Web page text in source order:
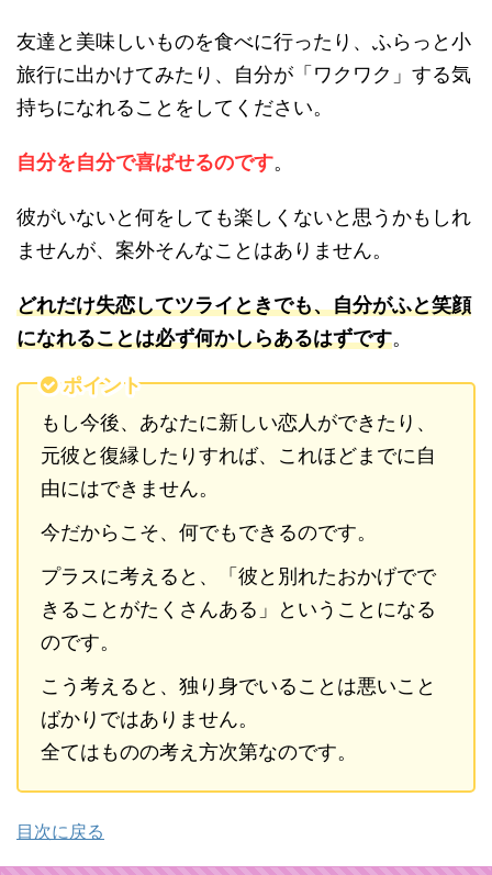
友達と美味しいものを食べに行ったり、ふらっと小
旅行に出かけてみたり、自分が「ワクワク」する気
持ちになれることをしてください。
自分を自分で喜ばせるのです。
彼がいないと何をしても楽しくないと思うかもしれ
ませんが、案外そんなことはありません。
どれだけ失恋してツライときでも、自分がふと笑顔
になれることは必ず何かしらあるはずです。
ポイント
もし今後、あなたに新しい恋人ができたり、
元彼と復縁したりすれば、これほどまでに自
由にはできません。
今だからこそ、何でもできるのです。
プラスに考えると、「彼と別れたおかげでで
きることがたくさんある」ということになる
のです。
こう考えると、独り身でいることは悪いこと
ばかりではありません。
全てはものの考え方次第なのです。
目次に戻る